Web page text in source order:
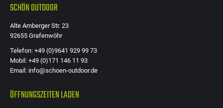
SCHÖN OUTDOOR
Alte Amberger Str. 23
92655 Grafenwöhr
Telefon: +49 (0)9641 929 99 73
Mobil: +49 (0)171 146 11 93
Email: info@schoen-outdoor.de
ÖFFNUNGSZEITEN LADEN